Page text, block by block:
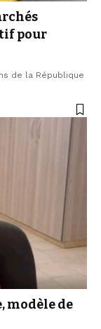
pour
de la République
modèle de